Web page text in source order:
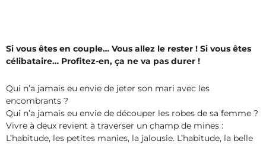
Si vous êtes en couple… Vous allez le rester ! Si vous êtes
célibataire… Profitez-en, ça ne va pas durer !
Qui n’a jamais eu envie de jeter son mari avec les
encombrants ?
Qui n’a jamais eu envie de découper les robes de sa femme ?
Vivre à deux revient à traverser un champ de mines :
L’habitude, les petites manies, la jalousie. L’habitude, la belle